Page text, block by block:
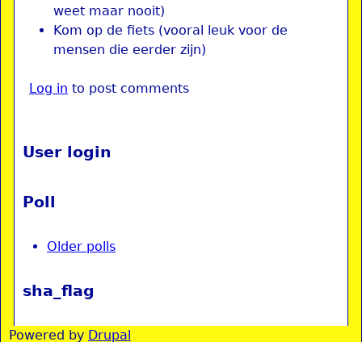
weet maar nooit)
Kom op de fiets (vooral leuk voor de
mensen die eerder zijn)
Log in to post comments
User login
Poll
Older polls
sha_flag
Powered by Drupal